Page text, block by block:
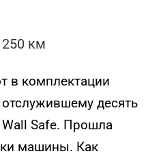
250 км
в комплектации
десять
Safe. Прошла
машины. Как